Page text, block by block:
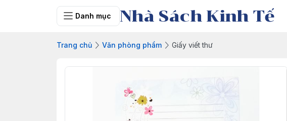
Danh mục Nhà Sách Kinh Tế
Trang chủ Văn phòng phẩm Giấy viết thư